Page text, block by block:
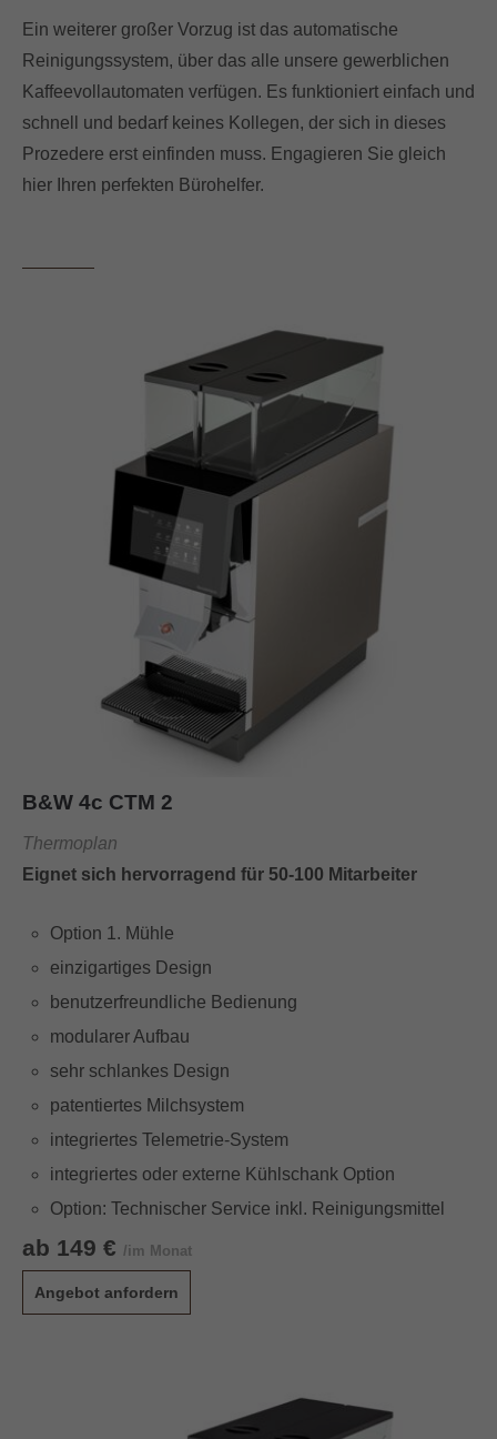
Ein weiterer großer Vorzug ist das automatische
Reinigungssystem, über das alle unsere gewerblichen
Kaffeevollautomaten verfügen. Es funktioniert einfach und
schnell und bedarf keines Kollegen, der sich in dieses
Prozedere erst einfinden muss. Engagieren Sie gleich
hier Ihren perfekten Bürohelfer.
B&W 4c CTM 2
Thermoplan
Eignet sich hervorragend für 50-100 Mitarbeiter
Option 1. Mühle
einzigartiges Design
benutzerfreundliche Bedienung
modularer Aufbau
sehr schlankes Design
patentiertes Milchsystem
integriertes Telemetrie-System
integriertes oder externe Kühlschank Option
Option: Technischer Service inkl. Reinigungsmittel
ab 149 € /im Monat
Angebot anfordern